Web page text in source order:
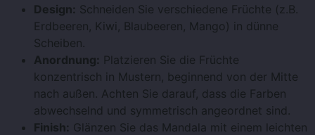
Design: Schneiden Sie verschiedene Früchte (z.B.
Erdbeeren, Kiwi, Blaubeeren, Mango) in dünne
Scheiben.
Anordnung: Platzieren Sie die Früchte
konzentrisch in Mustern, beginnend von der Mitte
nach außen. Achten Sie darauf, dass die Farben
abwechselnd und symmetrisch angeordnet sind.
Finish: Glänzen Sie das Mandala mit einem leichten